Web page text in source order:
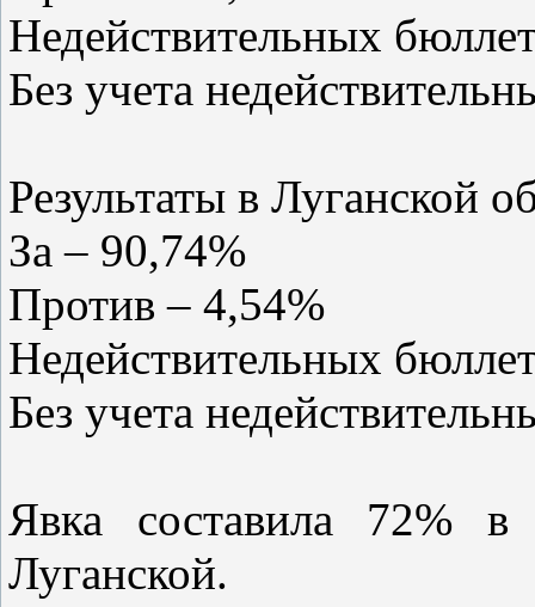
Недействительных
Без учета
Результаты в Луганской
За – 90,74%
Против – 4,54%
Недействительных
Без учета
Явка составила 72%
Луганской.